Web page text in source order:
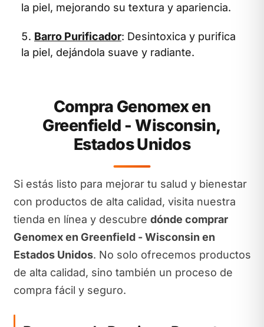
la piel, mejorando su textura y apariencia.
Barro Purificador: Desintoxica y purifica
la piel, dejándola suave y radiante.
Compra Genomex en
Greenfield - Wisconsin,
Estados Unidos
Si estás listo para mejorar tu salud y bienestar
con productos de alta calidad, visita nuestra
tienda en línea y descubre dónde comprar
Genomex en Greenfield - Wisconsin en
Estados Unidos. No solo ofrecemos productos
de alta calidad, sino también un proceso de
compra fácil y seguro.